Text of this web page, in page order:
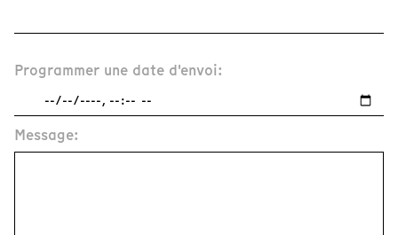
Programmer une date d'envoi:
Message: